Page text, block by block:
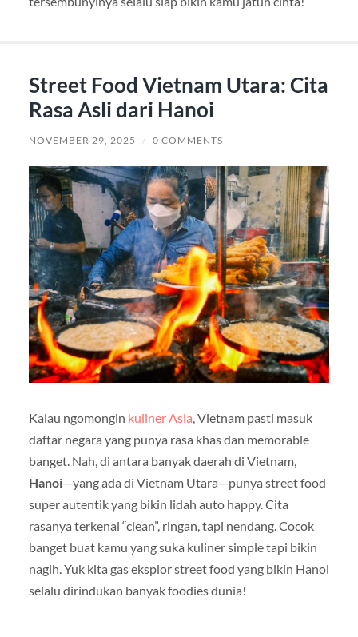
Street Food Vietnam Utara: Cita
Rasa Asli dari Hanoi
NOVEMBER 29, 2025 / 0 COMMENTS
Kalau ngomongin kuliner Asia, Vietnam pasti masuk
daftar negara yang punya rasa khas dan memorable
banget. Nah, di antara banyak daerah di Vietnam,
Hanoi—yang ada di Vietnam Utara—punya street food
super autentik yang bikin lidah auto happy. Cita
rasanya terkenal “clean”, ringan, tapi nendang. Cocok
banget buat kamu yang suka kuliner simple tapi bikin
nagih. Yuk kita gas eksplor street food yang bikin Hanoi
selalu dirindukan banyak foodies dunia!